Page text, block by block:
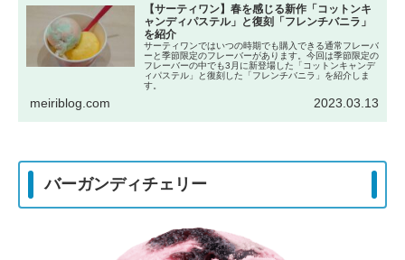
【サーティワン】春を感じる新作「コットンキ
ャンディパステル」と復刻「フレンチバニラ」
を紹介
サーティワンではいつの時期でも購入できる通常フレーバ
ーと季節限定のフレーバーがあります。今回は季節限定の
フレーバーの中でも3月に新登場した「コットンキャンデ
ィパステル」と復刻した「フレンチバニラ」を紹介しま
す。
meiriblog.com 2023.03.13
バーガンディチェリー